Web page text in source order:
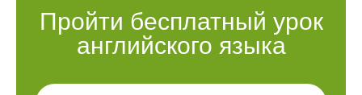
Пройти бесплатный урок
английского языка